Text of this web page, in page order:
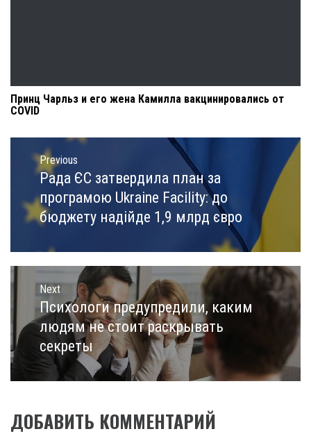
Принц Чарльз и его жена Камилла вакцинировались от
COVID
Навигация
записям
Previous
Previous
post:
Рада ЄС затвердила план за
програмою Ukraine Facility: до
бюджету надійде 1,9 млрд євро
Next
Next
post:
Психологи предупредили, каким
людям не стоит раскрывать
секреты
ДОБАВИТЬ КОММЕНТАРИЙ